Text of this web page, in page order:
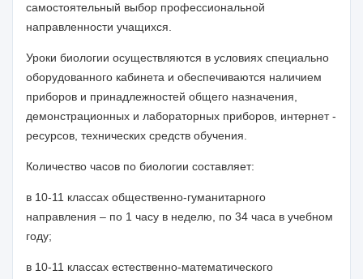
самостоятельный выбор профессиональной
направленности учащихся.
Уроки биологии осуществляются в условиях специально
оборудованного кабинета и обеспечиваются наличием
приборов и принадлежностей общего назначения,
демонстрационных и лабораторных приборов, интернет -
ресурсов, технических средств обучения.
Количество часов по биологии составляет:
в 10-11 классах общественно-гуманитарного
направления – по 1 часу в неделю, по 34 часа в учебном
году;
в 10-11 классах естественно-математического